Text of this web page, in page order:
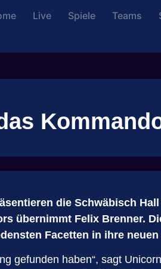
Live Spiele Teams
die Schwäbisch
übernimmt Felix Brenner.
Facetten in ihre
gefunden haben“, sagt